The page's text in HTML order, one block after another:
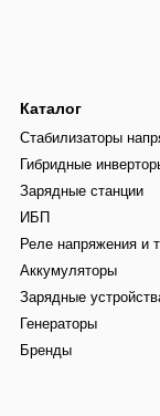
Каталог
Стабилизаторы
Гибридные
Зарядные станции
ИБП
Реле напряжения и
Аккумуляторы
Зарядные
Генераторы
Бренды